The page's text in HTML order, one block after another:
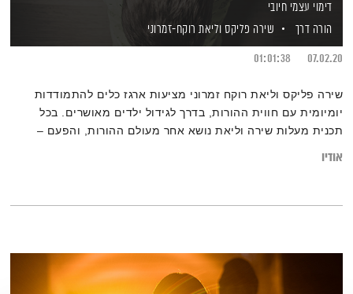
דימוי עצמי חיובי
הורה דרך
שירה פליקס וליאת רוקח-זמרוני
07.02.20
01:01:38
שירה פליקס וליאת רוקח זמרוני מציעות ארגז כלים להתמודדות
יומיומית עם חווית ההורות, בדרך לגידול ילדים מאושרים. בכל
תכנית מעלות שירה וליאת נושא אחר מעולם ההורות, והפעם –
אודיו